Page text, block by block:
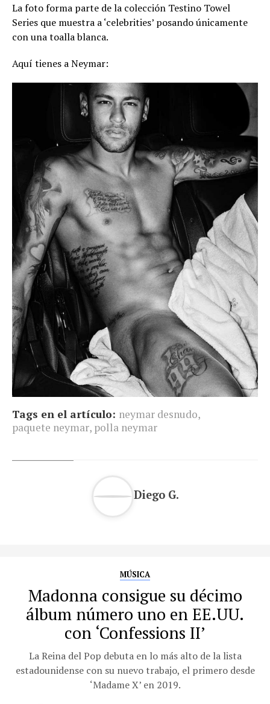
La foto forma parte de la colección Testino Towel
Series que muestra a ‘celebrities’ posando únicamente
con una toalla blanca.
Aquí tienes a Neymar:
Tags en el artículo: neymar desnudo,
paquete neymar, polla neymar
Diego G.
MÚSICA
Madonna consigue su décimo
álbum número uno en EE.UU.
con ‘Confessions II’
La Reina del Pop debuta en lo más alto de la lista
estadounidense con su nuevo trabajo, el primero desde
‘Madame X’ en 2019.